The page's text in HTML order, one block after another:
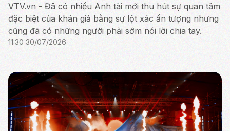
2026
VTV.vn - Đã có nhiều Anh tài mới thu hút sự quan tâm
đặc biệt của khán giả bằng sự lột xác ấn tượng nhưng
cũng đã có những người phải sớm nói lời chia tay.
11:30 30/07/2026